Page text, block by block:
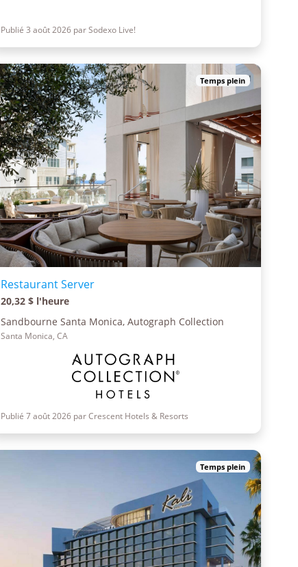
Publié 3 août 2026 par Sodexo Live!
Temps plein
Restaurant Server
20,32 $ l'heure
Sandbourne Santa Monica, Autograph Collection
Santa Monica, CA
Publié 7 août 2026 par Crescent Hotels & Resorts
Temps plein